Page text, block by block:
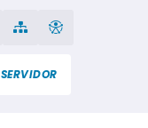
SERVIDOR